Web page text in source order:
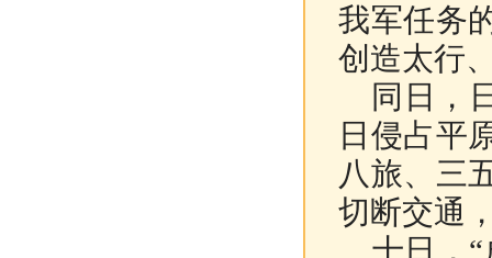
我军任务
创造太行
同日，
日侵占平
八旅、三
切断交通
十日，“